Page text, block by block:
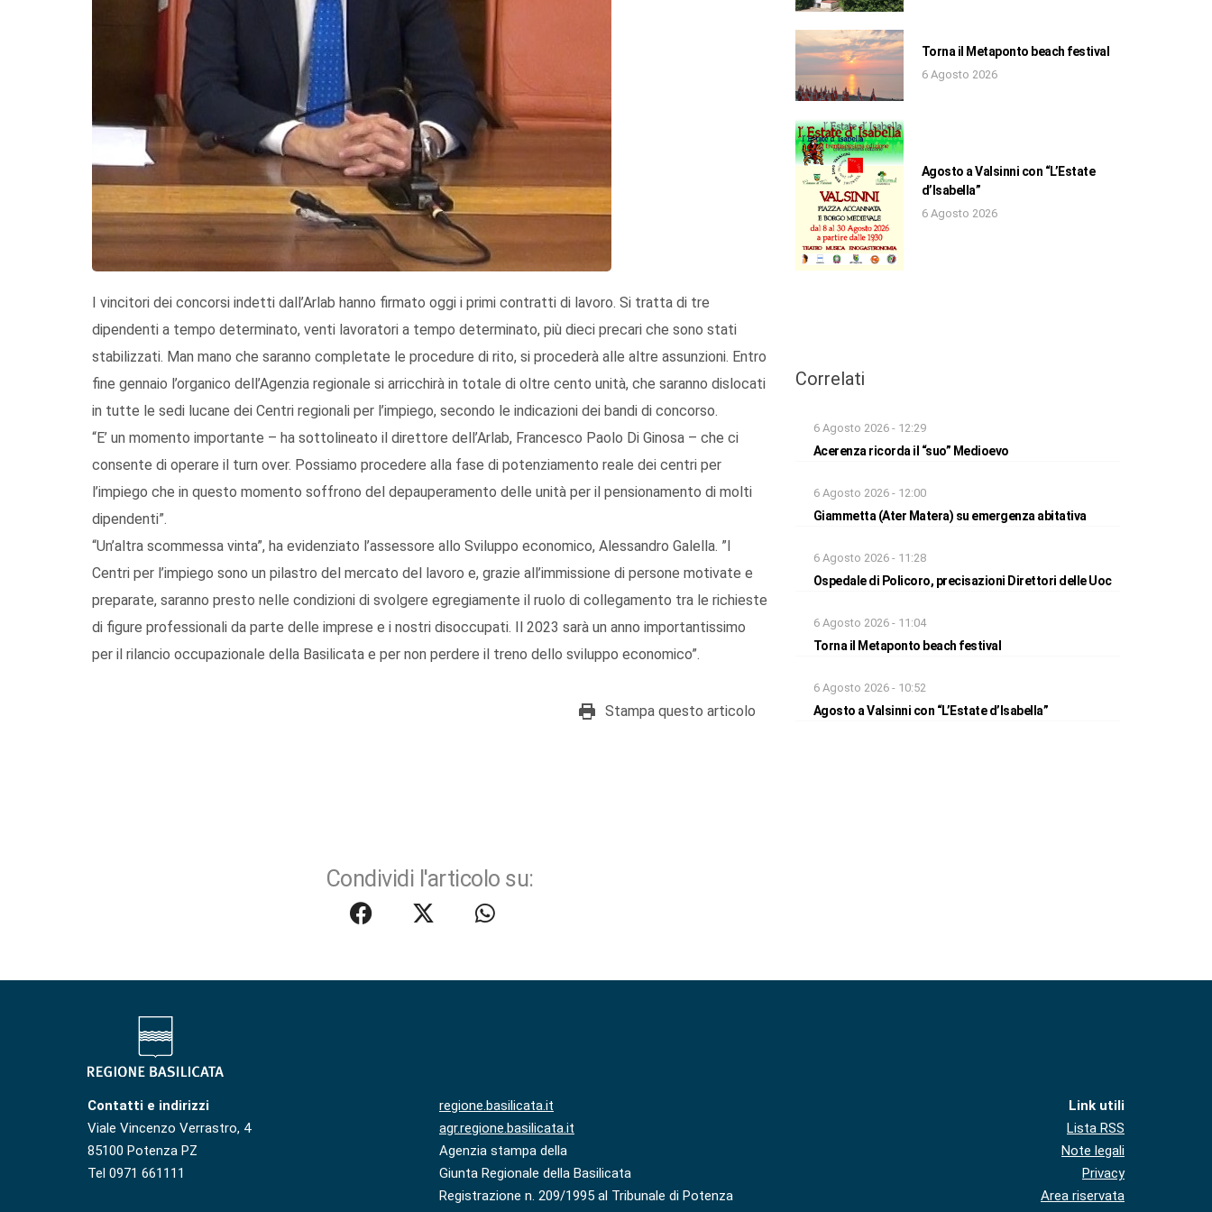
I vincitori dei concorsi indetti dall’Arlab hanno firmato oggi i primi contratti di lavoro. Si tratta di tre
dipendenti a tempo determinato, venti lavoratori a tempo determinato, più dieci precari che sono stati
stabilizzati. Man mano che saranno completate le procedure di rito, si procederà alle altre assunzioni. Entro
fine gennaio l’organico dell’Agenzia regionale si arricchirà in totale di oltre cento unità, che saranno dislocati
in tutte le sedi lucane dei Centri regionali per l’impiego, secondo le indicazioni dei bandi di concorso.
“E’ un momento importante – ha sottolineato il direttore dell’Arlab, Francesco Paolo Di Ginosa – che ci
consente di operare il turn over. Possiamo procedere alla fase di potenziamento reale dei centri per
l’impiego che in questo momento soffrono del depauperamento delle unità per il pensionamento di molti
dipendenti”.
“Un’altra scommessa vinta”, ha evidenziato l’assessore allo Sviluppo economico, Alessandro Galella. ”I
Centri per l’impiego sono un pilastro del mercato del lavoro e, grazie all’immissione di persone motivate e
preparate, saranno presto nelle condizioni di svolgere egregiamente il ruolo di collegamento tra le richieste
di figure professionali da parte delle imprese e i nostri disoccupati. Il 2023 sarà un anno importantissimo
per il rilancio occupazionale della Basilicata e per non perdere il treno dello sviluppo economico”.
Stampa questo articolo
Condividi l'articolo su:
Torna il Metaponto beach festival
6 Agosto 2026
Agosto a Valsinni con “L’Estate
d’Isabella”
6 Agosto 2026
Correlati
6 Agosto 2026 - 12:29
Acerenza ricorda il “suo” Medioevo
6 Agosto 2026 - 12:00
Giammetta (Ater Matera) su emergenza abitativa
6 Agosto 2026 - 11:28
Ospedale di Policoro, precisazioni Direttori delle Uoc
6 Agosto 2026 - 11:04
Torna il Metaponto beach festival
6 Agosto 2026 - 10:52
Agosto a Valsinni con “L’Estate d’Isabella”
Contatti e indirizzi
Viale Vincenzo Verrastro, 4
85100 Potenza PZ
Tel 0971 661111
regione.basilicata.it
agr.regione.basilicata.it
Agenzia stampa della
Giunta Regionale della Basilicata
Registrazione n. 209/1995 al Tribunale di Potenza
Link utili
Lista RSS
Note legali
Privacy
Area riservata